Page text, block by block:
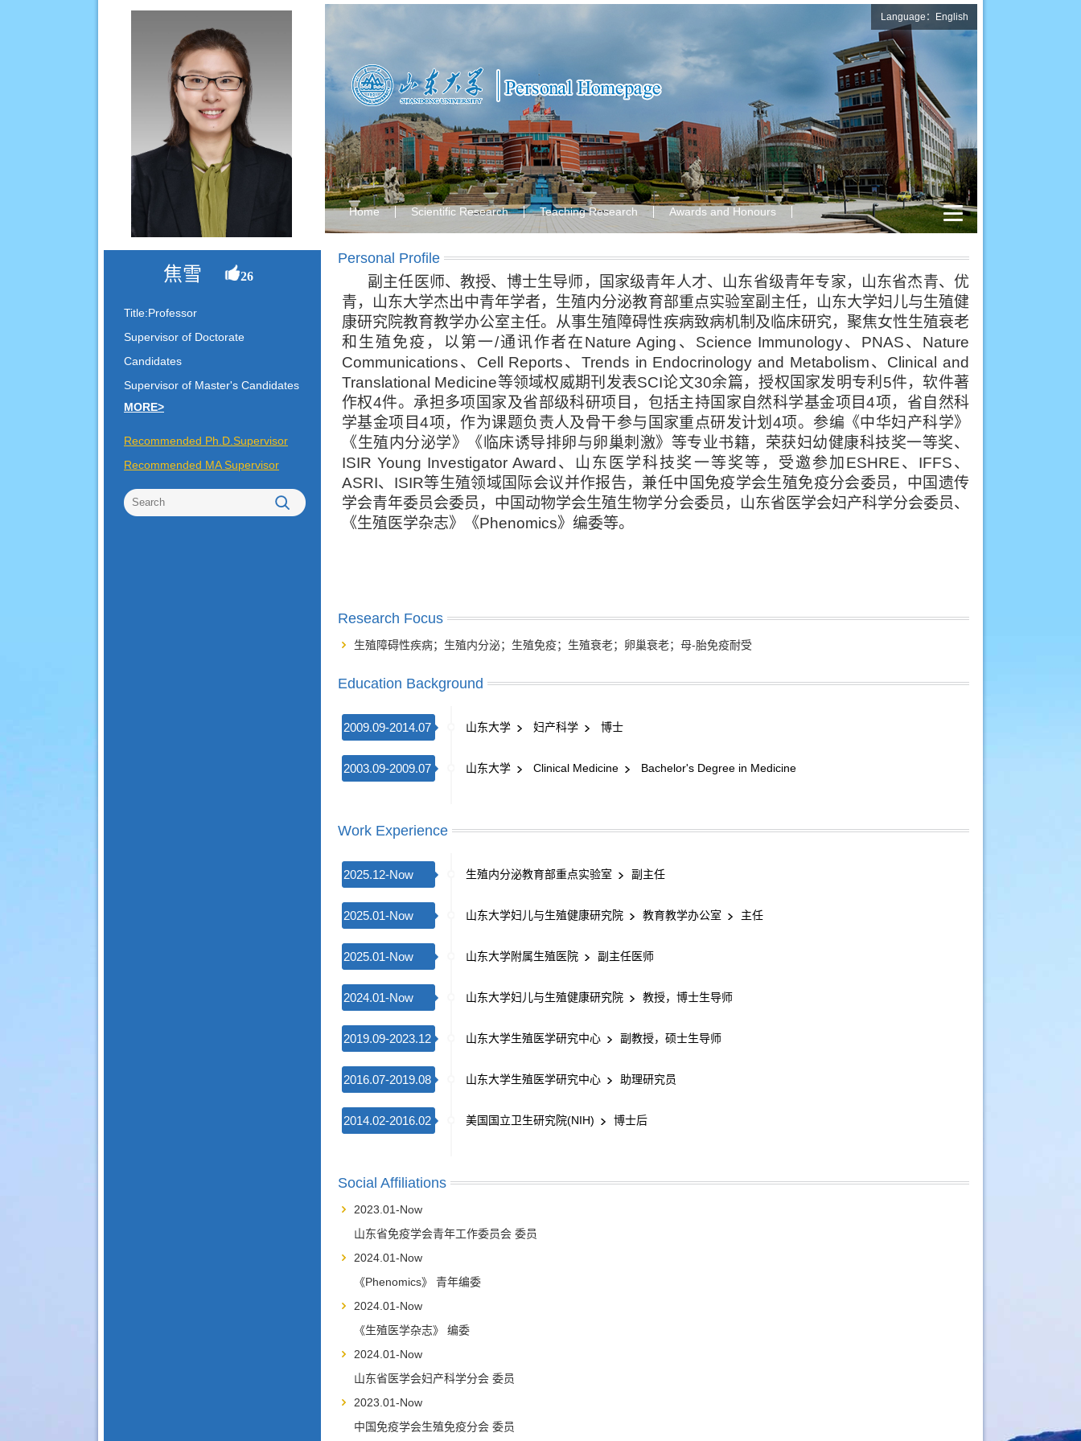
焦雪 26
Title:Professor
Supervisor of Doctorate
Candidates
Supervisor of Master's Candidates
MORE>
Recommended Ph.D.Supervisor
Recommended MA Supervisor
Language：English
Home Scientific Research Teaching Research Awards and Honours
Personal Profile
副主任医师、教授、博士生导师，国家级青年人才、山东省级青年专家，山东省杰青、优
青，山东大学杰出中青年学者，生殖内分泌教育部重点实验室副主任，山东大学妇儿与生殖健
康研究院教育教学办公室主任。从事生殖障碍性疾病致病机制及临床研究，聚焦女性生殖衰老
和生殖免疫，以第一/通讯作者在Nature Aging 、 Science Immunology、 PNAS、 Nature
Communications、 Cell Reports、 Trends in Endocrinology and Metabolism、 Clinical and
Translational Medicine等领域权威期刊发表SCI论文30余篇，授权国家发明专利 5件，软件著
作权4件。承担多项国家及省部级科研项目，包括主持国家自然科学基金项目4项，省自然科
学基金项目4项，作为课题负责人及骨干参与国家重点研发计划 4项。参编《中华妇产科学》
《生殖内分泌学》《临床诱导排卵与卵巢刺激》等专业书籍，荣获妇幼健康科技奖一等奖、
ISIR Young Investigator Award 、山东医学科技奖一等奖等，受邀参加 ESHRE、 IFFS、
ASRI、 ISIR等生殖领域国际会议并作报告，兼任中国免疫学会生殖免疫分会委员，中国遗传
学会青年委员会委员，中国动物学会生殖生物学分会委员，山东省医学会妇产科学分会委员、
《生殖医学杂志》《Phenomics》编委等。
Research Focus
生殖障碍性疾病；生殖内分泌；生殖免疫；生殖衰老；卵巢衰老；母-胎免疫耐受
Education Background
2009.09-2014.07 山东大学 妇产科学 博士
2003.09-2009.07 山东大学 Clinical Medicine Bachelor's Degree in Medicine
Work Experience
2025.12-Now 生殖内分泌教育部重点实验室 副主任
2025.01-Now 山东大学妇儿与生殖健康研究院 教育教学办公室 主任
2025.01-Now 山东大学附属生殖医院 副主任医师
2024.01-Now 山东大学妇儿与生殖健康研究院 教授，博士生导师
2019.09-2023.12 山东大学生殖医学研究中心 副教授，硕士生导师
2016.07-2019.08 山东大学生殖医学研究中心 助理研究员
2014.02-2016.02 美国国立卫生研究院(NIH) 博士后
Social Affiliations
2023.01-Now
山东省免疫学会青年工作委员会 委员
2024.01-Now
《Phenomics》 青年编委
2024.01-Now
《生殖医学杂志》 编委
2024.01-Now
山东省医学会妇产科学分会 委员
2023.01-Now
中国免疫学会生殖免疫分会 委员